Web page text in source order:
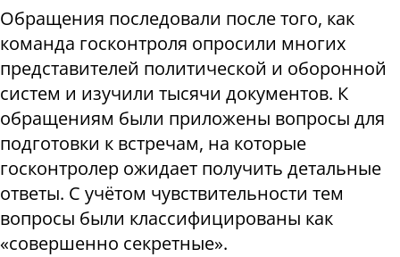
Обращения последовали после того, как
команда госконтроля опросили многих
представителей политической и оборонной
систем и изучили тысячи документов. К
обращениям были приложены вопросы для
подготовки к встречам, на которые
госконтролер ожидает получить детальные
ответы. С учётом чувствительности тем
вопросы были классифицированы как
«совершенно секретные».